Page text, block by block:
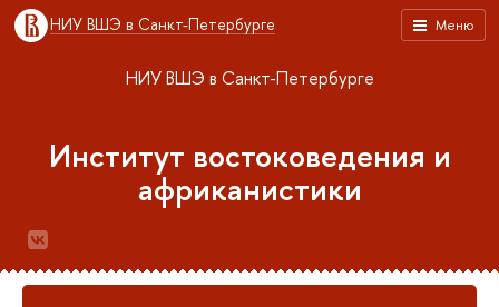
Меню
НИУ ВШЭ в Санкт-Петербурге
НИУ ВШЭ в Санкт-Петербурге
Институт востоковедения и
африканистики